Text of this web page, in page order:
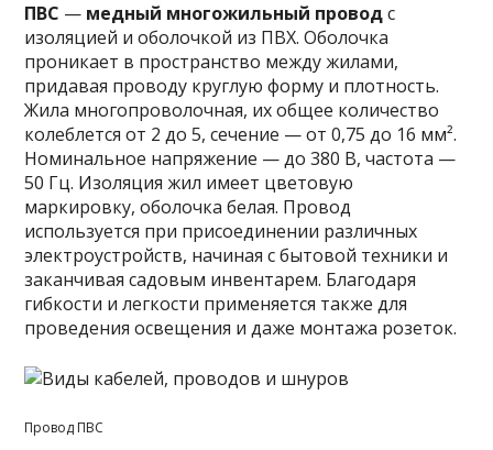
ПВС — медный многожильный проводс
изоляцией и оболочкой из ПВХ. Оболочка
проникает в пространство между жилами,
придавая проводу круглую форму и плотность.
Жила многопроволочная, их общее количество
колеблется от 2 до 5, сечение — от 0,75 до 16 мм².
Номинальное напряжение — до 380 В, частота —
50 Гц. Изоляция жил имеет цветовую
маркировку, оболочка белая. Провод
используется при присоединении различных
электроустройств, начиная с бытовой техники и
заканчивая садовым инвентарем. Благодаря
гибкости и легкости применяется также для
проведения освещения и даже монтажа розеток.
Провод ПВС